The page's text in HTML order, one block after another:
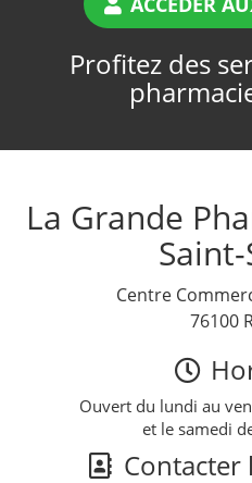
Profitez des
La Grande
Centre
76100
Ouvert du lundi au
et le samedi
Contacter